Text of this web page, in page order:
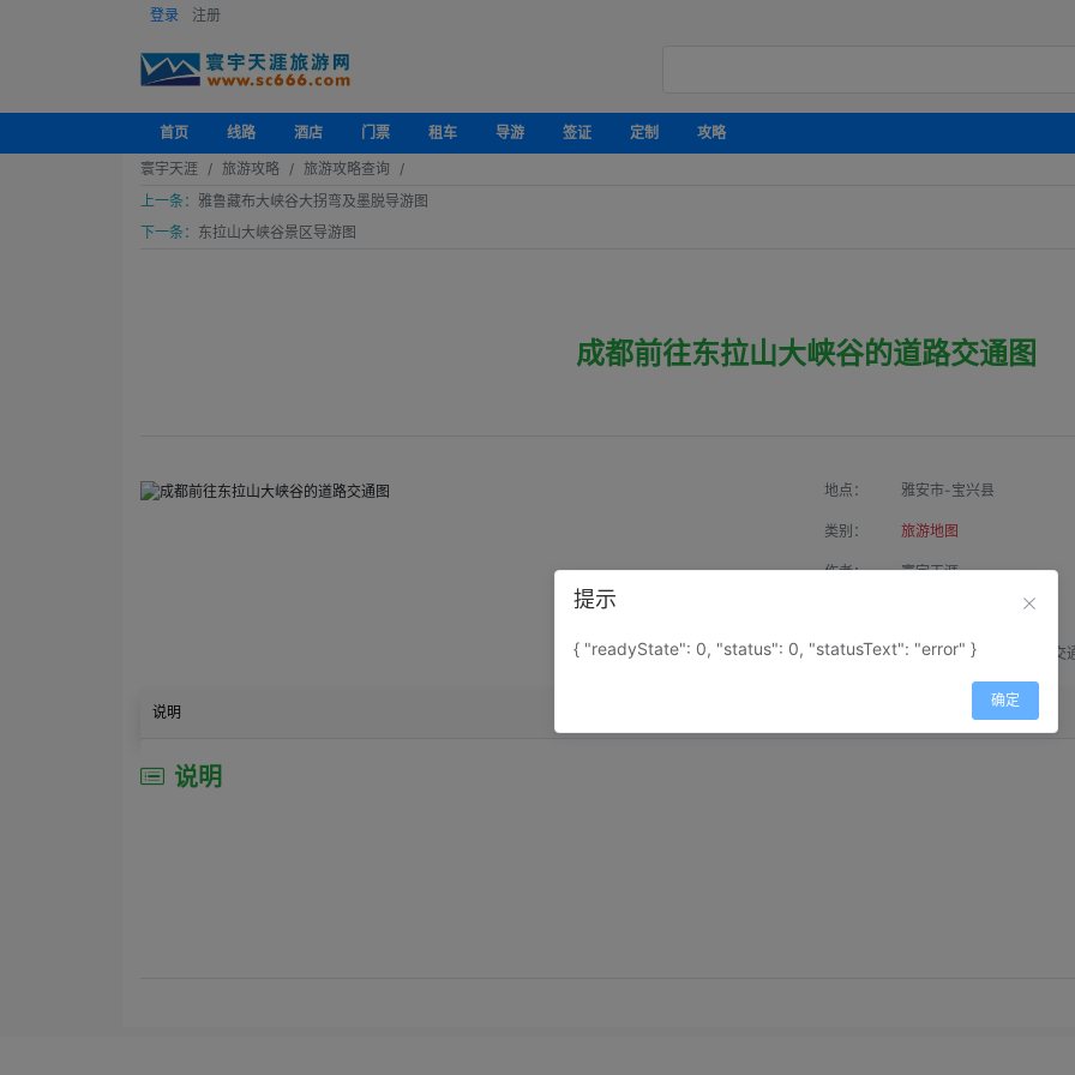
登录 注册
首页 线路 酒店 门票 租车 导游 签证 定制
攻略
寰宇天涯
旅游攻略
旅游攻略查询
上一条： 雅鲁藏布大峡谷大拐弯及墨脱导游图
下一条： 东拉山大峡谷景区导游图
成都前往东拉山大峡谷的道路交通图
地点： 雅安市-宝兴县
类别： 旅游地图
作者： 寰宇天涯
属性： 地图属性： 地图类型-交
说明
说明
提示
{ "readyState": 0, "status": 0, "statusText": "error" }
确定